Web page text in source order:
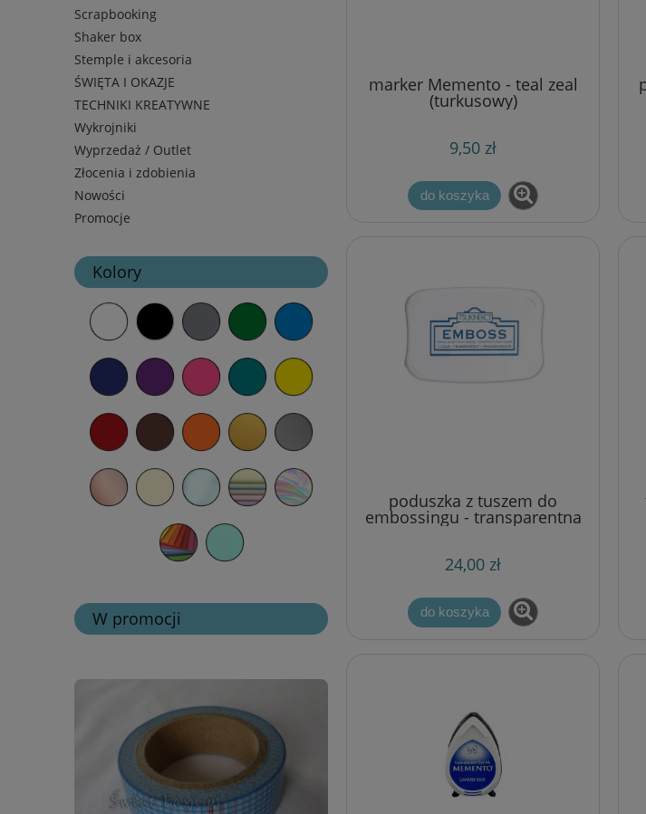
Scrapbooking
Shaker box
Stemple i akcesoria
ŚWIĘTA I OKAZJE
TECHNIKI KREATYWNE
Wykrojniki
Wyprzedaż / Outlet
Złocenia i zdobienia
Nowości
Promocje
Kolory
W promocji
marker Memento - teal zeal
(turkusowy)
9,50 zł
do koszyka
poduszka z tuszem do
embossingu - transparentna
24,00 zł
do koszyka